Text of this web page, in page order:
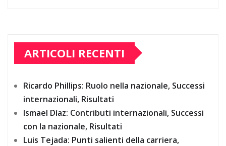
ARTICOLI RECENTI
Ricardo Phillips: Ruolo nella nazionale, Successi
internazionali, Risultati
Ismael Díaz: Contributi internazionali, Successi
con la nazionale, Risultati
Luis Tejada: Punti salienti della carriera,